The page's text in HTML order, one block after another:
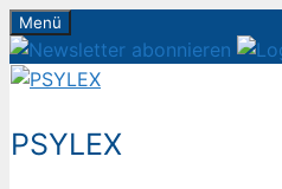
Zum
Inhalt
springen
Menü
PSYLEX